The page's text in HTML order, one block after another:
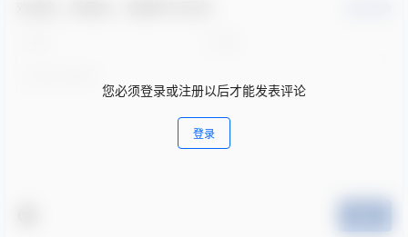
您必须登录或注册以后才能发表评论
登录